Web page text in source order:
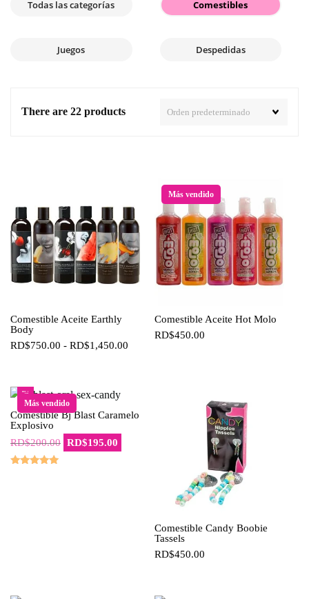
Todas las categorías Comestibles
Juegos Despedidas
There are 22 products
Comestible Aceite Earthly
Body
RD$750.00 - RD$1,450.00
hasta
Más vendido
Comestible Aceite Hot Molo
RD$450.00
¡Oferta!
Más vendido
Comestible Bj Blast Caramelo
Explosivo
RD$200.00 El
RD$195.00
Comestible Candy Boobie
Tassels
RD$450.00